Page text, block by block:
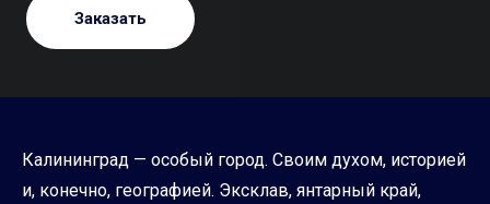
Заказать
Калининград — особый город. Своим духом, историей
и, конечно, географией. Эксклав, янтарный край,